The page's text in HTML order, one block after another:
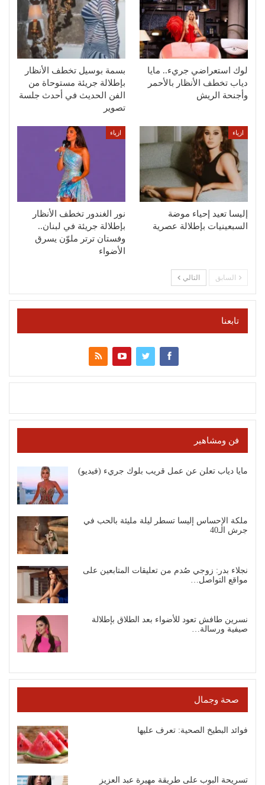
لوك استعراضي جريء.. مايا
دياب تخطف الأنظار بالأحمر
وأجنحة الريش
بسمة بوسيل تخطف الأنظار
بإطلالة جريئة مستوحاة من
الفن الحديث في أحدث جلسة
تصوير
ازياء
إليسا تعيد إحياء موضة
السبعينيات بإطلالة عصرية
ازياء
نور الغندور تخطف الأنظار
بإطلالة جريئة في لبنان..
وفستان ترتر ملوّن يسرق
الأضواء
السابق التالي
تابعنا
فن ومشاهير
مايا دياب تعلن عن عمل قريب بلوك جريء (فيديو)
ملكة الإحساس إليسا تسطر ليلة مليئة بالحب في
جرش الـ40
نجلاء بدر: زوجي صُدم من تعليقات المتابعين على
مواقع التواصل…
نسرين طافش تعود للأضواء بعد الطلاق بإطلالة
صيفية ورسالة…
صحة وجمال
فوائد البطيخ الصحية: تعرف عليها
تسريحة البوب على طريقة مهيرة عبد العزيز